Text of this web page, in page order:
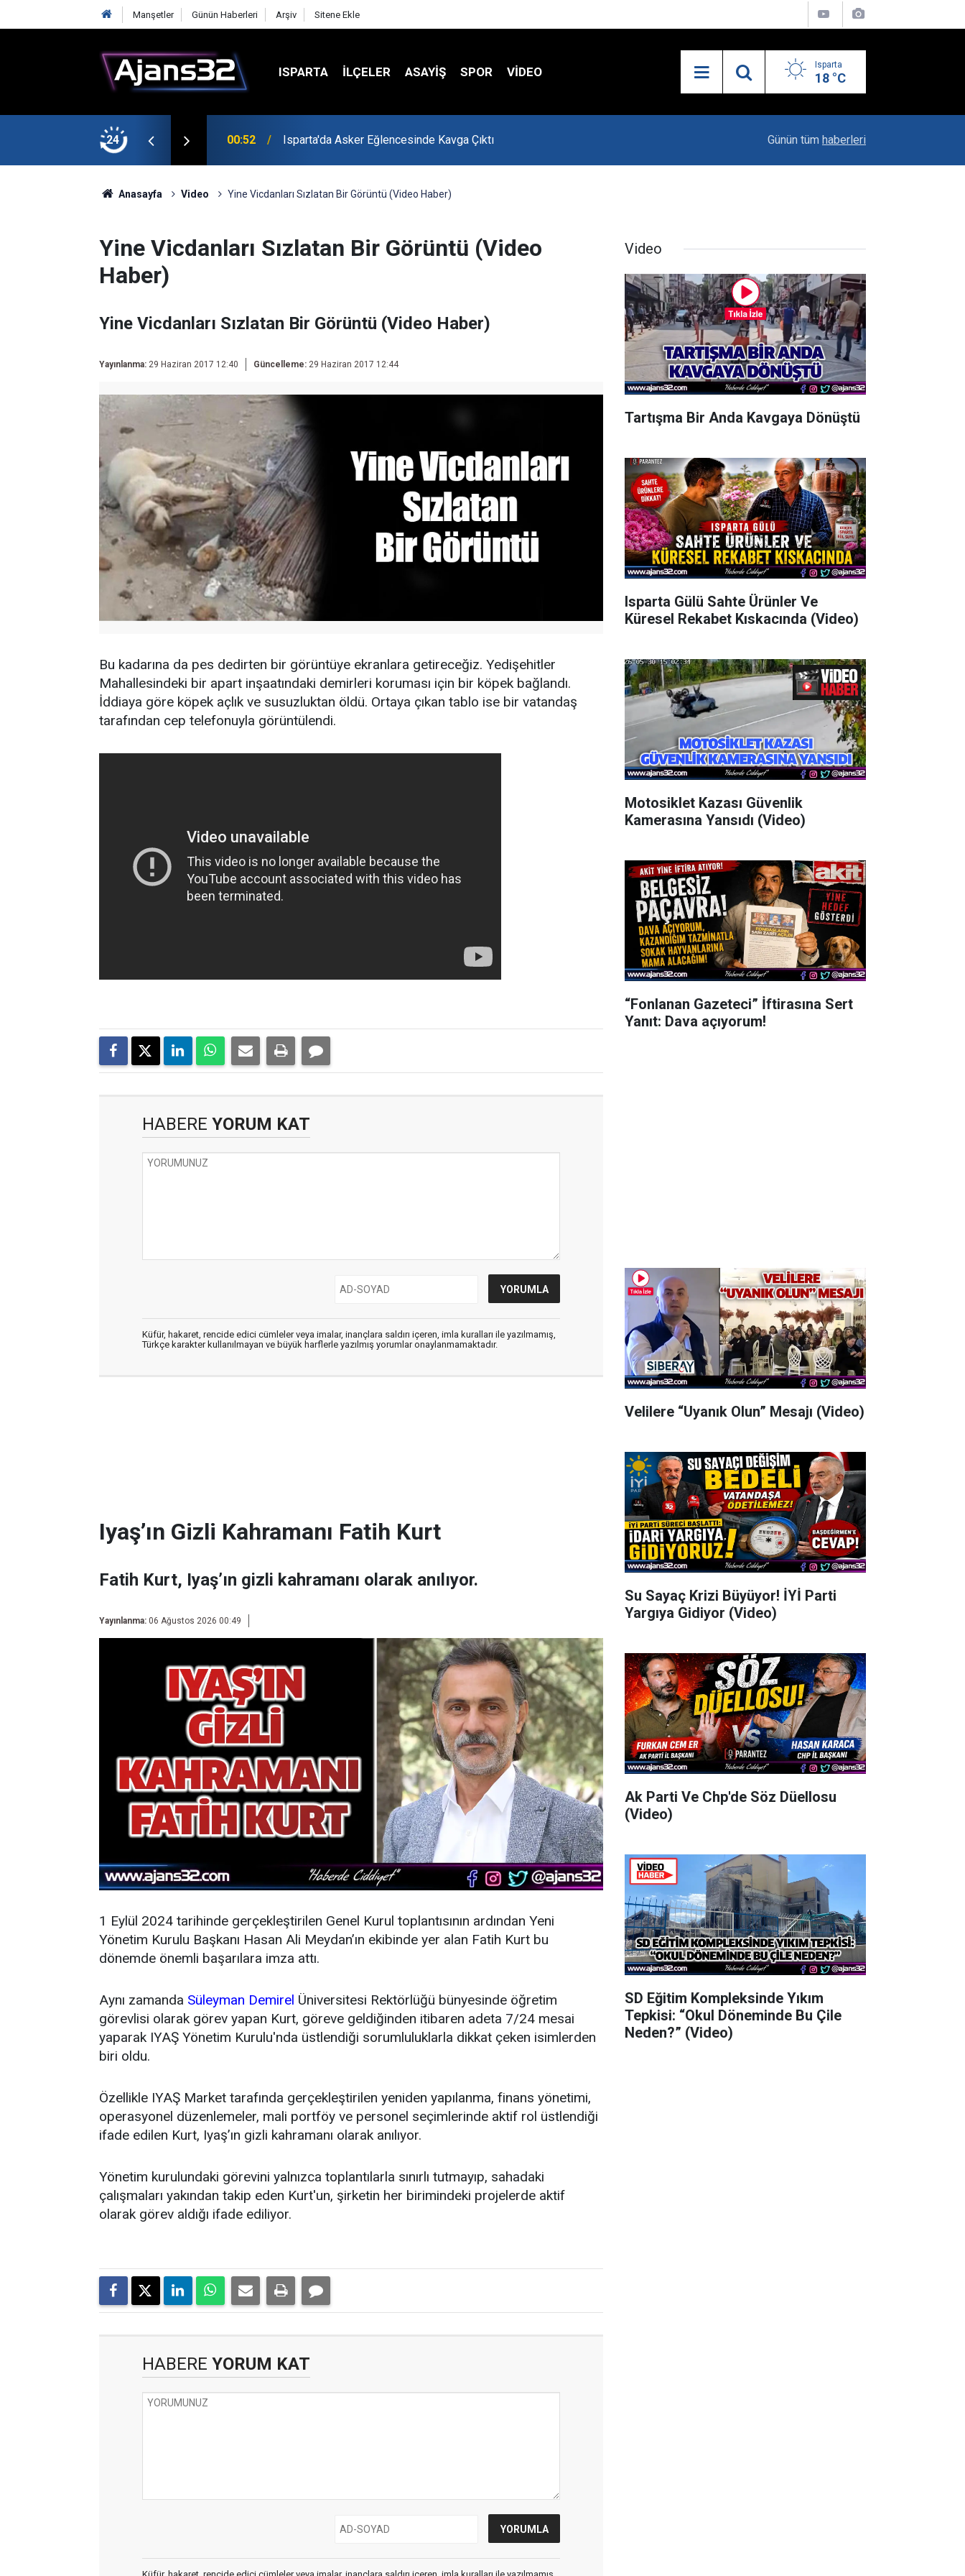
Manşetler Günün Haberleri Arşiv Sitene Ekle
ISPARTA İLÇELER ASAYİŞ SPOR VIDEO Isparta
18 °C
24 00:52 Isparta'da Asker Eğlencesinde Kavga Çıktı Uzaktan Hasta Değerlendirme Sistemi İle Yeni
Günün tüm haberleri
Anasayfa Video Yine Vicdanları Sızlatan Bir Görüntü (Video Haber)
Yine Vicdanları Sızlatan Bir Görüntü (Video
Haber)
Yine Vicdanları Sızlatan Bir Görüntü (Video Haber)
Yayınlanma: 29 Haziran 2017 12:40 Güncelleme: 29 Haziran 2017 12:44
Bu kadarına da pes dedirten bir görüntüye ekranlara getireceğiz. Yedişehitler
Mahallesindeki bir apart inşaatındaki demirleri koruması için bir köpek bağlandı.
İddiaya göre köpek açlık ve susuzluktan öldü. Ortaya çıkan tablo ise bir vatandaş
tarafından cep telefonuyla görüntülendi.
HABERE YORUM KAT
Küfür, hakaret, rencide edici cümleler veya imalar, inançlara saldırı içeren, imla kuralları ile yazılmamış,
Türkçe karakter kullanılmayan ve büyük harflerle yazılmış yorumlar onaylanmamaktadır.
Iyaş’ın Gizli Kahramanı Fatih Kurt
Fatih Kurt, Iyaş’ın gizli kahramanı olarak anılıyor.
Yayınlanma: 06 Ağustos 2026 00:49
1 Eylül 2024 tarihinde gerçekleştirilen Genel Kurul toplantısının ardından Yeni
Yönetim Kurulu Başkanı Hasan Ali Meydan’ın ekibinde yer alan Fatih Kurt bu
dönemde önemli başarılara imza attı.
Aynı zamanda Süleyman Demirel Üniversitesi Rektörlüğü bünyesinde öğretim
görevlisi olarak görev yapan Kurt, göreve geldiğinden itibaren adeta 7/24 mesai
yaparak IYAŞ Yönetim Kurulu'nda üstlendiği sorumluluklarla dikkat çeken isimlerden
biri oldu.
Özellikle IYAŞ Market tarafında gerçekleştirilen yeniden yapılanma, finans yönetimi,
operasyonel düzenlemeler, mali portföy ve personel seçimlerinde aktif rol üstlendiği
ifade edilen Kurt, Iyaş’ın gizli kahramanı olarak anılıyor.
Yönetim kurulundaki görevini yalnızca toplantılarla sınırlı tutmayıp, sahadaki
çalışmaları yakından takip eden Kurt'un, şirketin her birimindeki projelerde aktif
olarak görev aldığı ifade ediliyor.
HABERE YORUM KAT
Video
Tartışma Bir Anda Kavgaya Dönüştü
Isparta Gülü Sahte Ürünler Ve
Küresel Rekabet Kıskacında (Video)
Motosiklet Kazası Güvenlik
Kamerasına Yansıdı (Video)
“Fonlanan Gazeteci” İftirasına Sert
Yanıt: Dava açıyorum!
Velilere “Uyanık Olun” Mesajı (Video)
Su Sayaç Krizi Büyüyor! İYİ Parti
Yargıya Gidiyor (Video)
Ak Parti Ve Chp'de Söz Düellosu
(Video)
SD Eğitim Kompleksinde Yıkım
Tepkisi: “Okul Döneminde Bu Çile
Neden?” (Video)